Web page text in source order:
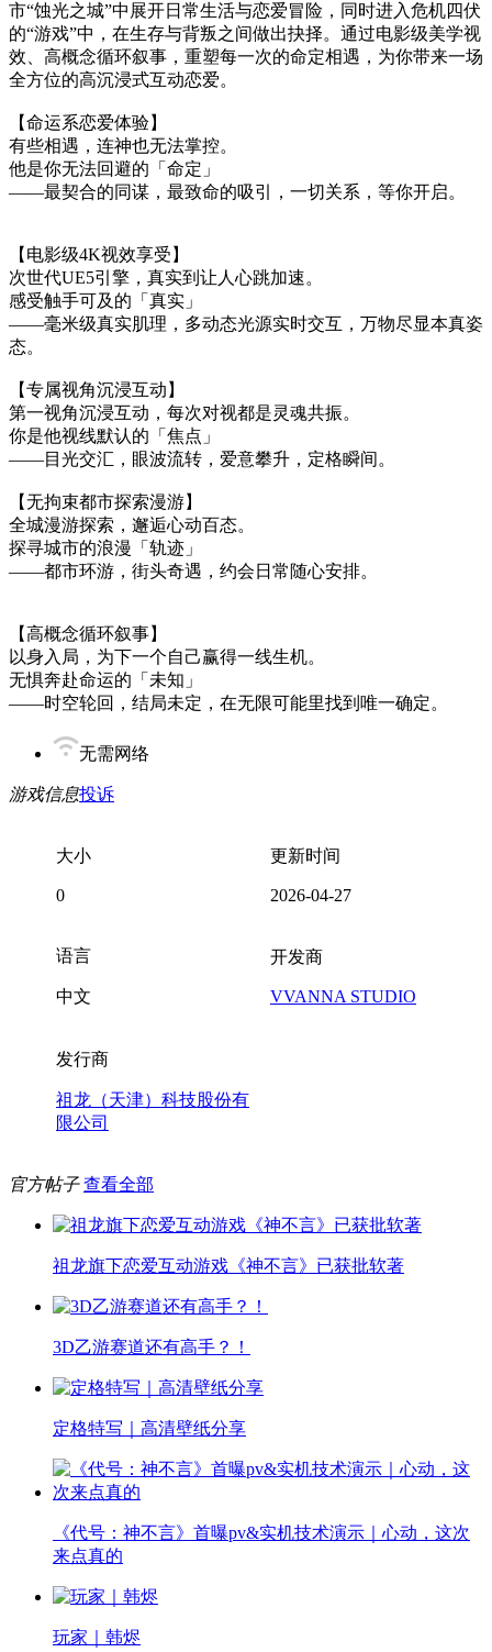
市“蚀光之城”中展开日常生活与恋爱冒险，同时进入危机四伏
的“游戏”中，在生存与背叛之间做出抉择。通过电影级美学视
效、高概念循环叙事，重塑每一次的命定相遇，为你带来一场
全方位的高沉浸式互动恋爱。
【命运系恋爱体验】
有些相遇，连神也无法掌控。
他是你无法回避的「命定」
——最契合的同谋，最致命的吸引，一切关系，等你开启。
【电影级4K视效享受】
次世代UE5引擎，真实到让人心跳加速。
感受触手可及的「真实」
——毫米级真实肌理，多动态光源实时交互，万物尽显本真姿
态。
【专属视角沉浸互动】
第一视角沉浸互动，每次对视都是灵魂共振。
你是他视线默认的「焦点」
——目光交汇，眼波流转，爱意攀升，定格瞬间。
【无拘束都市探索漫游】
全城漫游探索，邂逅心动百态。
探寻城市的浪漫「轨迹」
——都市环游，街头奇遇，约会日常随心安排。
【高概念循环叙事】
以身入局，为下一个自己赢得一线生机。
无惧奔赴命运的「未知」
——时空轮回，结局未定，在无限可能里找到唯一确定。
无需网络
游戏信息投诉
大小
0
更新时间
2026-04-27
语言
中文
开发商
VVANNA STUDIO
发行商
祖龙（天津）科技股份有
限公司
官方帖子 查看全部
祖龙旗下恋爱互动游戏《神不言》已获批软著
3D乙游赛道还有高手？！
定格特写｜高清壁纸分享
《代号：神不言》首曝pv&实机技术演示｜心动，这次
来点真的
玩家｜韩烬